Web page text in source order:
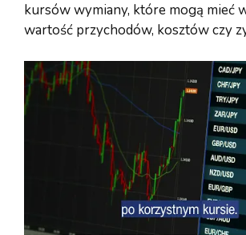
kursów wymiany, które mogą mieć
wartość przychodów, kosztów czy